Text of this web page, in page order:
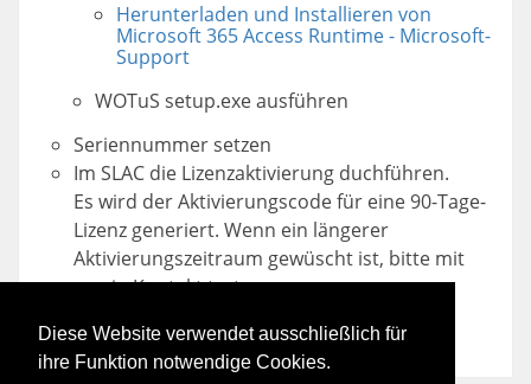
Diese Website verwendet ausschließlich für
ihre Funktion notwendige Cookies.
Herunterladen und Installieren von
Microsoft 365 Access Runtime - Microsoft-
Support
WOTuS setup.exe ausführen
Seriennummer setzen
Im SLAC die Lizenzaktivierung duchführen.
Es wird der Aktivierungscode für eine 90-Tage-
Lizenz generiert. Wenn ein längerer
Aktivierungszeitraum gewüscht ist, bitte mit
uns in Kontakt treten.